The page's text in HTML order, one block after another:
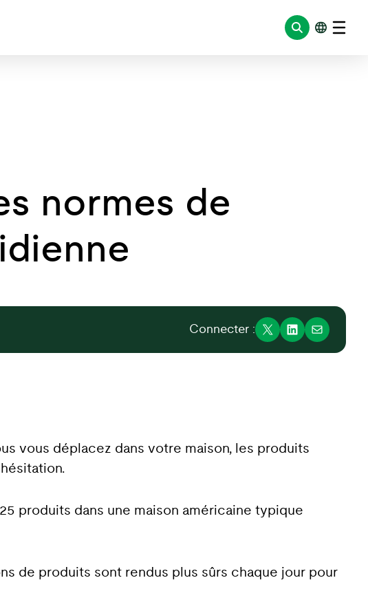
normes de
Connecter :
vous déplacez dans votre maison, les produits
produits dans une maison américaine typique
de produits sont rendus plus sûrs chaque jour pour